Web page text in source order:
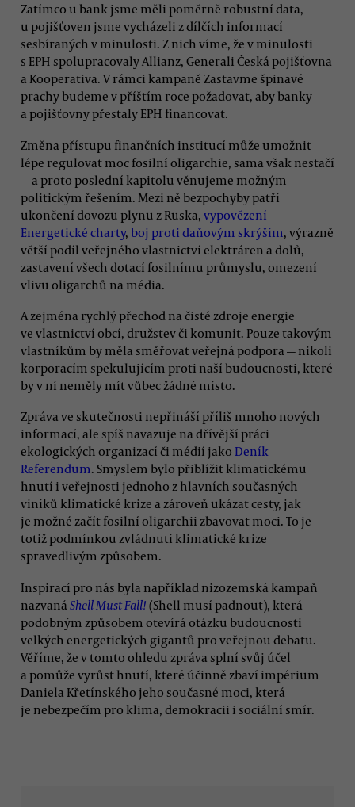
Zatímco u bank jsme měli poměrně robustní data,
u pojišťoven jsme vycházeli z dílčích informací
sesbíraných v minulosti. Z nich víme, že v minulosti
s EPH spolupracovaly Allianz, Generali Česká pojišťovna
a Kooperativa. V rámci kampaně Zastavme špinavé
prachy budeme v příštím roce požadovat, aby banky
a pojišťovny přestaly EPH financovat.
Změna přístupu finančních institucí může umožnit
lépe regulovat moc fosilní oligarchie, sama však nestačí
— a proto poslední kapitolu věnujeme možným
politickým řešením. Mezi ně bezpochyby patří
ukončení dovozu plynu z Ruska, vypovězení
Energetické charty, boj proti daňovým skrýším, výrazně
větší podíl veřejného vlastnictví elektráren a dolů,
zastavení všech dotací fosilnímu průmyslu, omezení
vlivu oligarchů na média.
A zejména rychlý přechod na čisté zdroje energie
ve vlastnictví obcí, družstev či komunit. Pouze takovým
vlastníkům by měla směřovat veřejná podpora — nikoli
korporacím spekulujícím proti naší budoucnosti, které
by v ní neměly mít vůbec žádné místo.
Zpráva ve skutečnosti nepřináší příliš mnoho nových
informací, ale spíš navazuje na dřívější práci
ekologických organizací či médií jako Deník
Referendum. Smyslem bylo přiblížit klimatickému
hnutí i veřejnosti jednoho z hlavních současných
viníků klimatické krize a zároveň ukázat cesty, jak
je možné začít fosilní oligarchii zbavovat moci. To je
totiž podmínkou zvládnutí klimatické krize
spravedlivým způsobem.
Inspirací pro nás byla například nizozemská kampaň
nazvaná Shell Must Fall! (Shell musí padnout), která
podobným způsobem otevírá otázku budoucnosti
velkých energetických gigantů pro veřejnou debatu.
Věříme, že v tomto ohledu zpráva splní svůj účel
a pomůže vyrůst hnutí, které účinně zbaví impérium
Daniela Křetínského jeho současné moci, která
je nebezpečím pro klima, demokracii i sociální smír.